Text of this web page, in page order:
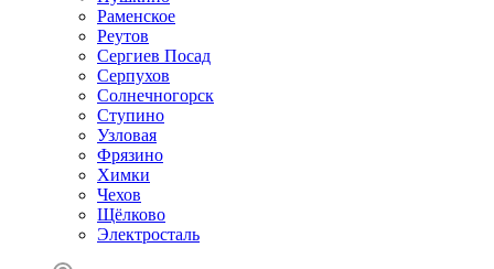
Раменское
Реутов
Сергиев Посад
Серпухов
Солнечногорск
Ступино
Узловая
Фрязино
Химки
Чехов
Щёлково
Электросталь